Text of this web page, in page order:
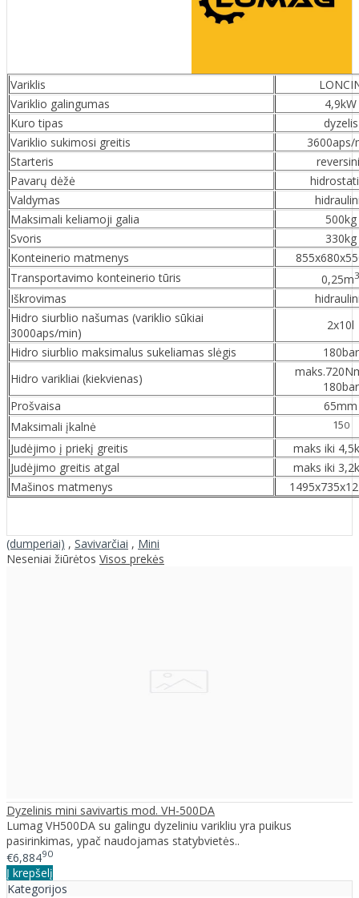
Variklis
Variklio galingumas
4,9kW
Kuro tipas
dyzelis
Variklio sukimosi greitis
3600aps/
Starteris
Pavarų dėžė
Valdymas
Maksimali keliamoji galia
500kg
Svoris
330kg
Konteinerio matmenys
Transportavimo konteinerio tūris
0,25m3
Iškrovimas
Hidro siurblio našumas (variklio sūkiai
3000aps/min)
2x10l
Hidro siurblio maksimalus sukeliamas slėgis
180bar
Hidro varikliai (kiekvienas)
180bar
Prošvaisa
65mm
Maksimali įkalnė
150
Judėjimo į priekį greitis
maks iki
Judėjimo greitis atgal
maks iki
Mašinos matmenys
(dumperiai) , Savivarčiai , Mini
Neseniai žiūrėtos Visos prekės
Dyzelinis mini savivartis mod. VH-500DA
Lumag VH500DA su galingu dyzeliniu varikliu yra puikus
pasirinkimas, ypač naudojamas statybvietės..
€6,88490
Į krepšelį
Kategorijos